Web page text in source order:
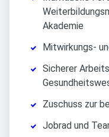
Akademie
Mitwirkungs-
Sicherer
Zuschuss zur
Jobrad und